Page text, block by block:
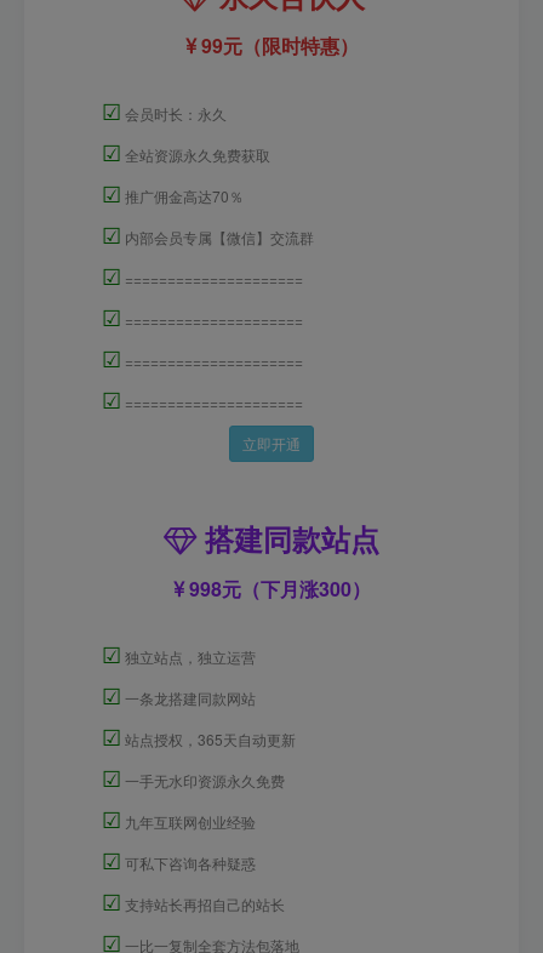
99元（限时特惠）
☑ 会员时长：永久
☑ 全站资源永久免费获取
☑ 推广佣金高达70％
☑ 内部会员专属【微信】交流群
☑ =====================
☑ =====================
☑ =====================
☑ =====================
立即开通
搭建同款站点
998元（下月涨300）
☑ 独立站点，独立运营
☑ 一条龙搭建同款网站
☑ 站点授权，365天自动更新
☑ 一手无水印资源永久免费
☑ 九年互联网创业经验
☑ 可私下咨询各种疑惑
☑ 支持站长再招自己的站长
☑ 一比一复制全套方法包落地